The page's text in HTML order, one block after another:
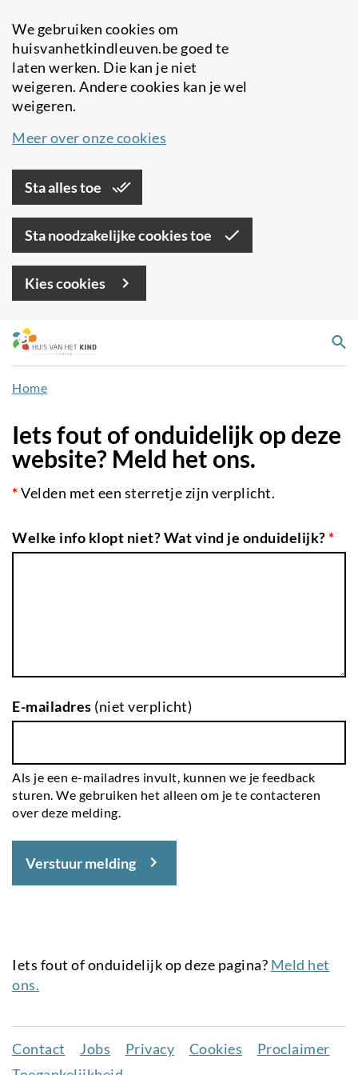
We gebruiken cookies om
huisvanhetkindleuven.be goed te
laten werken. Die kan je niet
weigeren. Andere cookies kan je wel
weigeren.
Meer over onze cookies
Sta alles toe
Sta noodzakelijke cookies toe
Kies cookies
Overslaan
en
naar
de
gaan
Home
Iets fout of onduidelijk op deze
website? Meld het ons.
*Velden met een sterretje zijn verplicht.
Welke info klopt niet? Wat vind je onduidelijk?*
E-mailadres (niet verplicht)
Als je een e-mailadres invult, kunnen we je feedback
sturen. We gebruiken het alleen om je te contacteren
over deze melding.
Verstuur melding
Iets fout of onduidelijk op deze pagina? Meld het
ons.
Juridisch
Contact Jobs Privacy Cookies
Proclaimer